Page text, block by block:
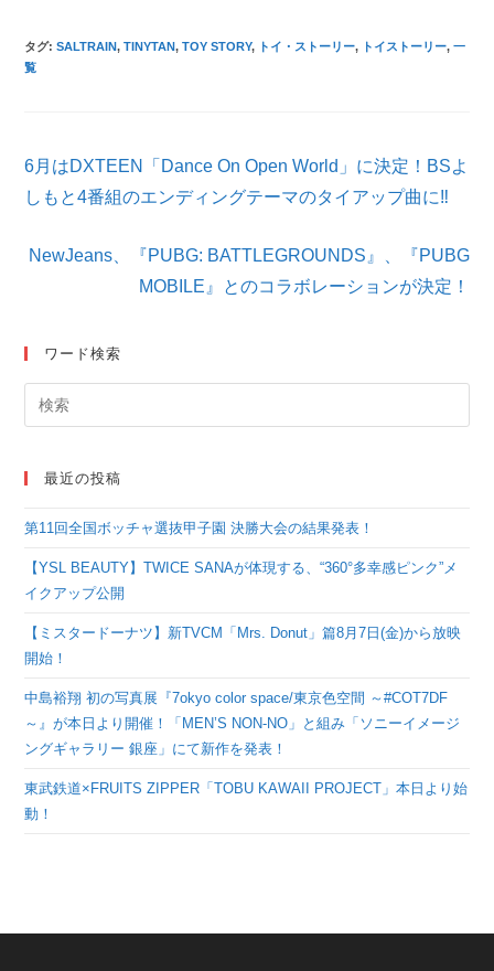
タグ:SALTRAIN, TINYTAN, TOY STORY, トイ・ストーリー, トイストーリー, 一
覧
そ
の
他
事
6月はDXTEEN「Dance On Open World」に決定！BSよ
しもと4番組のエンディングテーマのタイアップ曲に‼
NewJeans、『PUBG: BATTLEGROUNDS』、『PUBG
MOBILE』とのコラボレーションが決定！
ワード検索
最近の投稿
第11回全国ボッチャ選抜甲子園 決勝大会の結果発表！
【YSL BEAUTY】TWICE SANAが体現する、“360°多幸感ピンク”メ
イクアップ公開
【ミスタードーナツ】新TVCM「Mrs. Donut」篇8月7日(金)から放映
開始！
中島裕翔 初の写真展『7okyo color space/東京色空間 ～#COT7DF
～』が本日より開催！「MEN’S NON-NO」と組み「ソニーイメージ
ングギャラリー 銀座」にて新作を発表！
東武鉄道×FRUITS ZIPPER「TOBU KAWAII PROJECT」本日より始
動！